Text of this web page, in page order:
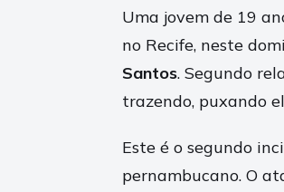
Uma jovem de 19
no Recife, neste
Santos. Segundo
trazendo, puxando
Este é o segundo
pernambucano. O